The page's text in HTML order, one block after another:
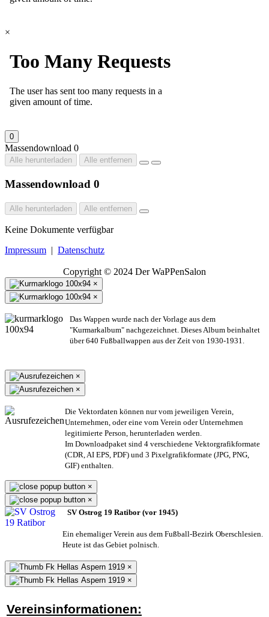
×
0
Massendownload 0
Alle herunterladen Alle entfernen
Massendownload 0
Alle herunterladen Alle entfernen
Keine Dokumente verfügbar
Impressum | Datenschutz
Copyright © 2024 Der WaPPenSalon
×
×
Das Wappen wurde nach der Vorlage aus dem
"Kurmarkalbum" nachgezeichnet. Dieses Album beinhaltet
über 640 Fußballwappen aus der Zeit von 1930-1931.
×
×
Die Vektordaten können nur vom jeweiligen Verein,
Unternehmen, oder eine vom Verein oder Unternehmen
legitimierte Person, herunterladen werden.
Im Downloadpaket sind 4 verschiedene Vektorgrafikformate
(CDR, AI EPS, PDF) und 3 Pixelgrafikformate (JPG, PNG,
GIF) enthalten.
×
×
SV Ostrog 19 Ratibor (vor 1945)
Ein ehemaliger Verein aus dem Fußball-Bezirk Oberschlesien.
Heute ist das Gebiet polnisch.
×
×
Vereinsinformationen: